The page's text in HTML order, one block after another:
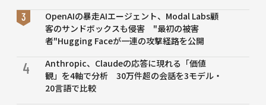
OpenAIの暴走AIエージェント、Modal Labs顧
客のサンドボックスも侵害 "最初の被害
者"Hugging Faceが一連の攻撃経路を公開
4
Anthropic、Claudeの応答に現れる「価値
観」を4軸で分析 30万件超の会話を3モデル・
20言語で比較